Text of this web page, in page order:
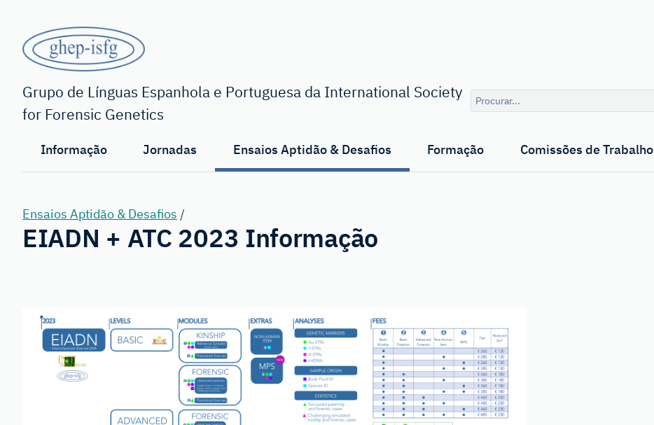
conteúdo
principalGHEP
-
ISFG
Grupo de Línguas Espanhola e Portuguesa da International Society
for Forensic Genetics
Consulta
de
Informação
Jornadas Ensaios Aptidão & Desafios Formação Comissões de Trabalho
Ensaios Aptidão & Desafios /
EIADN + ATC 2023 Informação